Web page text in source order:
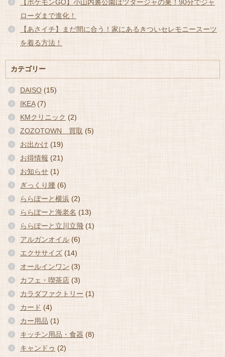
【ポケモンGO】小山内裏公園はツタージャの巣！90分でジャ
ローダまで進化！
【あさイチ】まだ間に合う！家にあるきついセレモニースーツ
を着る方法！
カテゴリー
DAISO (15)
IKEA(7)
KMクリニック (2)
ZOZOTOWN 買取 (5)
お出かけ (19)
お得情報 (21)
お知らせ (1)
ぎっくり腰 (6)
ららぽーと横浜 (2)
ららぽーと海老名 (13)
ららぽーと立川立飛 (1)
アルガンオイル (6)
エクササイズ (14)
オールインワン (3)
カフェ・喫茶店 (3)
カラダファクトリー (1)
カード (4)
カー用品 (1)
キッチン用品・食器 (8)
キャンドゥ (2)